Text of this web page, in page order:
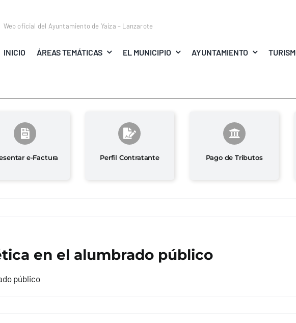
Web oficial del Ayuntamiento de Yaiza – Lanzarote
INICIO ÁREAS TEMÁTICAS EL MUNICIPIO AYUNTAMIENTO
e-Factura Perfil Contratante Pago de Tributos
en el alumbrado público
público